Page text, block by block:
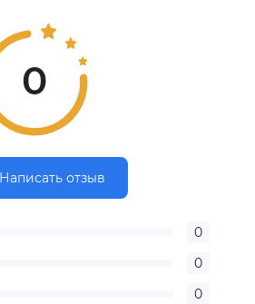
0
Написать отзыв
0
0
0